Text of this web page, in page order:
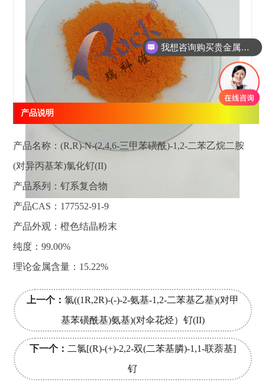
产品说明
产品名称：(R,R)-N-(2,4,6-三甲苯磺酰)-1,2-二苯乙烷二胺
(对异丙基苯)氯化钌(II)
产品系列：钌系复合物
产品CAS：177552-91-9
产品外观：橙色结晶粉末
纯度：99.00%
理论金属含量：15.22%
上一个： 氯((1R,2R)-(-)-2-氨基-1,2-二苯基乙基)(对甲
基苯磺酰基)氨基)(对伞花烃）钌(II)
下一个： 二氯[(R)-(+)-2,2-双(二苯基膦)-1,1-联萘基]
钌
我想咨询购买贵金属催化剂